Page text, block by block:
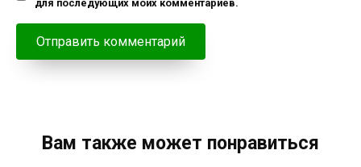
для последующих моих комментариев.
Вам также может понравиться